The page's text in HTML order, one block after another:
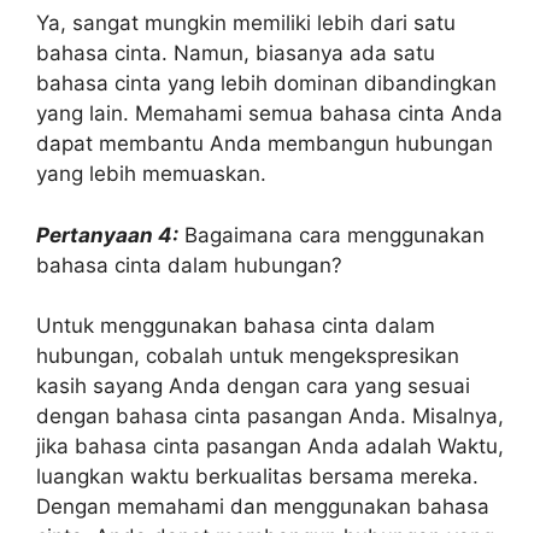
Ya, sangat mungkin memiliki lebih dari satu
bahasa cinta. Namun, biasanya ada satu
bahasa cinta yang lebih dominan dibandingkan
yang lain. Memahami semua bahasa cinta Anda
dapat membantu Anda membangun hubungan
yang lebih memuaskan.
Pertanyaan 4: Bagaimana cara menggunakan
bahasa cinta dalam hubungan?
Untuk menggunakan bahasa cinta dalam
hubungan, cobalah untuk mengekspresikan
kasih sayang Anda dengan cara yang sesuai
dengan bahasa cinta pasangan Anda. Misalnya,
jika bahasa cinta pasangan Anda adalah Waktu,
luangkan waktu berkualitas bersama mereka.
Dengan memahami dan menggunakan bahasa